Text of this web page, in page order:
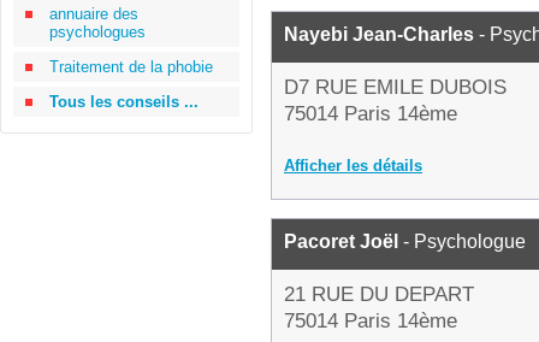
annuaire des
psychologues
Traitement de la phobie
Tous les conseils ...
Nayebi Jean-Charles -
D7 RUE EMILE DUBOIS
75014 Paris 14ème
Afficher les détails
Pacoret Joël - Psychologue
21 RUE DU DEPART
75014 Paris 14ème